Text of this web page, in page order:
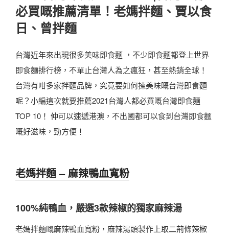
必買嘅推薦清單！老媽拌麵、賈以食
日、曾拌麵
台灣近年來出現很多美味即食麵 ，不少即食麵都登上世界
即食麵排行榜，不單止台灣人為之瘋狂，甚至熱銷全球！
台灣有咁多家拌麵品牌，究竟要如何揀美味嘅台灣即食麵
呢？小編這次就要推薦2021台灣人都必買嘅台灣即食麵
TOP 10！ 仲可以速遞港澳，不出國都可以食到台灣即食麵
嘅好滋味，勁方便！
老媽拌麵 – 麻辣鴨血寬粉
100%純鴨血，嚴選3款辣椒的獨家麻辣湯
老媽拌麵嘅麻辣鴨血寬粉，麻辣湯頭製作上取二荊條辣椒